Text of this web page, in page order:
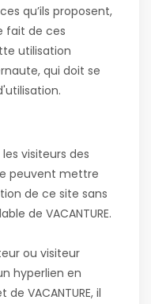
qu’ils proposent,
fait de ces
utilisation
qui doit se
visiteurs des
peuvent mettre
de ce site sans
de VACANTURE.
ou visiteur
hyperlien en
VACANTURE, il